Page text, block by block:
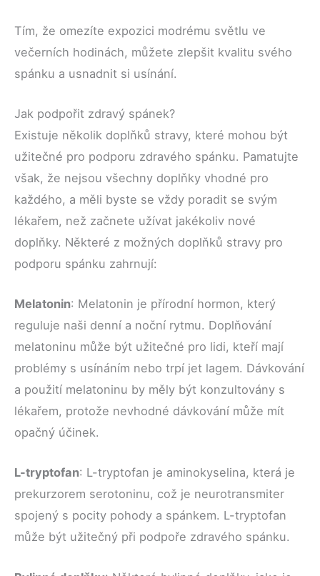
Tím, že omezíte expozici modrému světlu ve
večerních hodinách, můžete zlepšit kvalitu svého
spánku a usnadnit si usínání.
Jak podpořit zdravý spánek?
Existuje několik doplňků stravy, které mohou být
užitečné pro podporu zdravého spánku. Pamatujte
však, že nejsou všechny doplňky vhodné pro
každého, a měli byste se vždy poradit se svým
lékařem, než začnete užívat jakékoliv nové
doplňky. Některé z možných doplňků stravy pro
podporu spánku zahrnují:
Melatonin: Melatonin je přírodní hormon, který
reguluje naši denní a noční rytmu. Doplňování
melatoninu může být užitečné pro lidi, kteří mají
problémy s usínáním nebo trpí jet lagem. Dávkování
a použití melatoninu by měly být konzultovány s
lékařem, protože nevhodné dávkování může mít
opačný účinek.
L-tryptofan: L-tryptofan je aminokyselina, která je
prekurzorem serotoninu, což je neurotransmiter
spojený s pocity pohody a spánkem. L-tryptofan
může být užitečný při podpoře zdravého spánku.